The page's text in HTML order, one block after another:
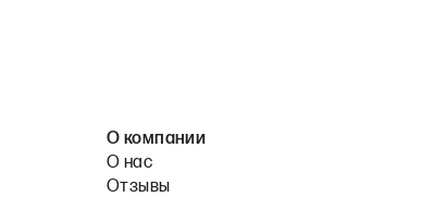
О компании
О нас
Отзывы